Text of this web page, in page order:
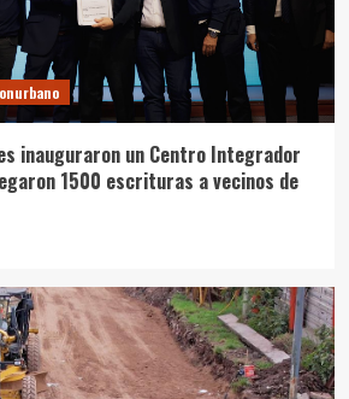
inauguraron un Centro Integrador
1500 escrituras a vecinos de